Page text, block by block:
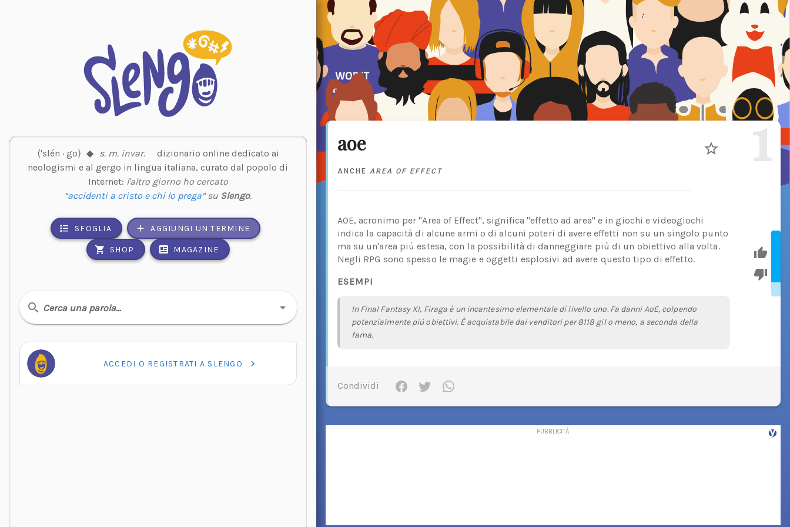
⟨'slén · go⟩ ◆ s. m. invar.
dizionario online dedicato ai
neologismi e al gergo in lingua italiana, curato dal popolo di
Internet: l'altro giorno ho cercato
“accidenti a cristo e chi lo prega”su Slengo.
SFOGLIA AGGIUNGI UN TERMINE
SHOP MAGAZINE
Cerca una parola…
ACCEDI O REGISTRATI A SLENGO
aoe
ANCHE AREA OF EFFECT 1
AOE, acronimo per "Area of Effect", significa "effetto ad area" e in giochi e videogiochi
indica la capacità di alcune armi o di alcuni poteri di avere effetti non su un singolo punto
ma su un'area più estesa, con la possibilità di danneggiare più di un obiettivo alla volta.
Negli RPG sono spesso le magie e oggetti esplosivi ad avere questo tipo di effetto.
ESEMPI
In Final Fantasy XI, Firaga è un incantesimo elementale di livello uno. Fa danni AoE, colpendo
potenzialmente più obiettivi. È acquistabile dai venditori per 8118 gil o meno, a seconda della
fama.
Condividi